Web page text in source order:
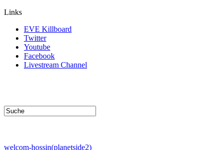
Links
EVE Killboard
Twitter
Youtube
Facebook
Livestream Channel
welcom-hossin(planetside2)